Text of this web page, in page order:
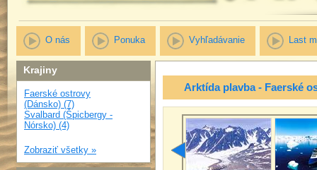
O nás Ponuka Vyhľadávanie Last
Krajiny
Faerské ostrovy
(Dánsko) (7)
Svalbard (Špicbergy -
Nórsko) (4)
Zobraziť všetky »
Arktída plavba - Faerské